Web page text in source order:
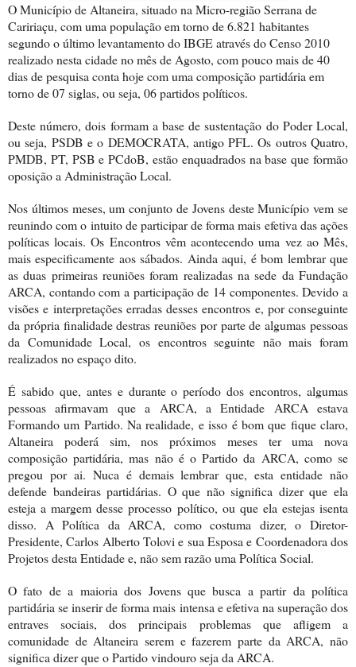
O Município de Altaneira, situado na Micro-região Serrana de
Caririaçu, com uma população em torno de 6.821 habitantes
segundo o último levantamento do IBGE através do Censo 2010
realizado nesta cidade no mês de Agosto, com pouco mais de 40
dias de pesquisa conta hoje com uma composição partidária em
torno de 07 siglas, ou seja, 06 partidos políticos.
Deste número, dois formam a base de sustentação do Poder Local,
ou seja, PSDB e o DEMOCRATA, antigo PFL. Os outros Quatro,
PMDB, PT, PSB e PCdoB, estão enquadrados na base que formão
oposição a Administração Local.
Nos últimos meses, um conjunto de Jovens deste Município vem se
reunindo com o intuito de participar de forma mais efetiva das ações
políticas locais. Os Encontros vêm acontecendo uma vez ao Mês,
mais especificamente aos sábados. Ainda aqui, é bom lembrar que
as duas primeiras reuniões foram realizadas na sede da Fundação
ARCA, contando com a participação de 14 componentes. Devido a
visões e interpretações erradas desses encontros e, por conseguinte
da própria finalidade destras reuniões por parte de algumas pessoas
da Comunidade Local, os encontros seguinte não mais foram
realizados no espaço dito.
É sabido que, antes e durante o período dos encontros, algumas
pessoas afirmavam que a ARCA, a Entidade ARCA estava
Formando um Partido. Na realidade, e isso é bom que fique claro,
Altaneira poderá sim, nos próximos meses ter uma nova
composição partidária, mas não é o Partido da ARCA, como se
pregou por ai. Nuca é demais lembrar que, esta entidade não
defende bandeiras partidárias. O que não significa dizer que ela
esteja a margem desse processo político, ou que ela estejas isenta
disso. A Política da ARCA, como costuma dizer, o Diretor-
Presidente, Carlos Alberto Tolovi e sua Esposa e Coordenadora dos
Projetos desta Entidade e, não sem razão uma Política Social.
O fato de a maioria dos Jovens que busca a partir da política
partidária se inserir de forma mais intensa e efetiva na superação dos
entraves sociais, dos principais problemas que afligem a
comunidade de Altaneira serem e fazerem parte da ARCA, não
significa dizer que o Partido vindouro seja da ARCA.